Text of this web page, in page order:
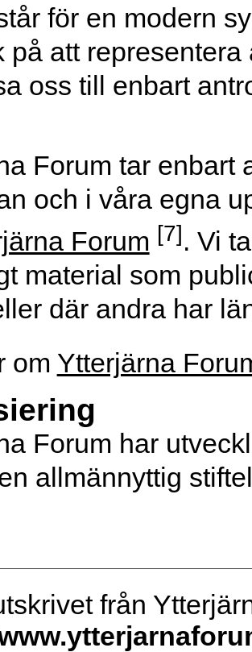
för en modern
på att
oss till enbart
Forum tar enbart
och i våra egna
Forum [7]. Vi
material som
där andra har
om Ytterjärna
Forum har
allmännyttig
från